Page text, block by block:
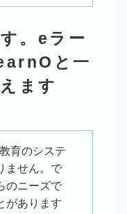
。eラー
と一
ます
育のシステ
ません。で
のニーズで
があります